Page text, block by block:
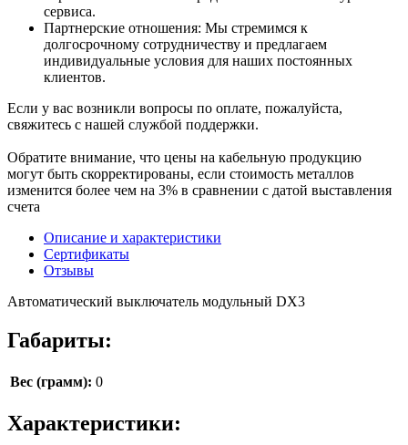
сервиса.
Партнерские отношения: Мы стремимся к
долгосрочному сотрудничеству и предлагаем
индивидуальные условия для наших постоянных
клиентов.
Если у вас возникли вопросы по оплате, пожалуйста,
свяжитесь с нашей службой поддержки.
Обратите внимание, что цены на кабельную продукцию
могут быть скорректированы, если стоимость металлов
изменится более чем на 3% в сравнении с датой выставления
счета
Описание и характеристики
Сертификаты
Отзывы
Автоматический выключатель модульный DX3
Габариты:
Вес (грамм): 0
Характеристики: